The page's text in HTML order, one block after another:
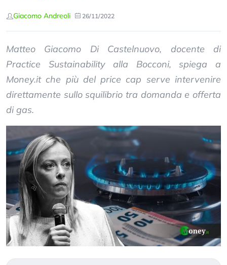
Giacomo Andreoli 26/11/2022
Matteo Giacomo Di Castelnuovo, docente di
Practice Sustainability alla Bocconi, spiega a
Money.it che più del price cap serve intervenire
direttamente sullo squilibrio tra domanda e offerta
di gas.